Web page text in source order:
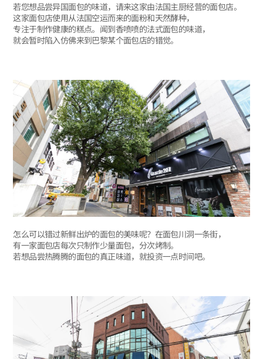
若您想品尝异国面包的味道，请来这家由法国主厨经营的面包店。
这家面包店使用从法国空运而来的面粉和天然酵种，
专注于制作健康的糕点。闻到香喷喷的法式面包的味道，
就会暂时陷入仿佛来到巴黎某个面包店的错觉。
怎么可以错过新鲜出炉的面包的美味呢？在面包川洞一条街，
有一家面包店每次只制作少量面包，分次烤制。
若想品尝热腾腾的面包的真正味道，就投资一点时间吧。